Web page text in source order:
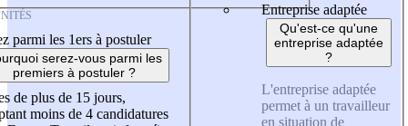
parmi les 1ers à postuler
serez-vous parmi les
premiers à postuler ?
de plus de 15 jours,
moins de 4 candidatures
Entreprise adaptée
Qu'est-ce qu'une
entreprise adaptée
?
L'entreprise adaptée
permet à un travailleur
en situation de